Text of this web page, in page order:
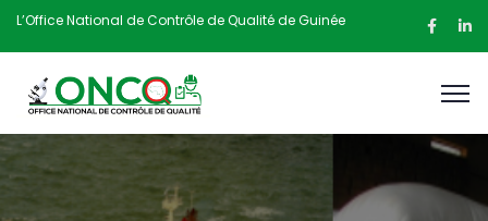
L’Office National de Contrôle de Qualité de Guinée